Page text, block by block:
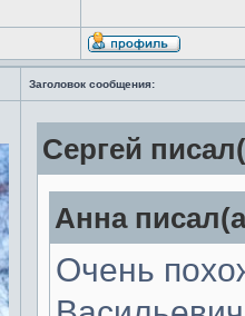
Заголовок сообщения:
Сергей
Анна
Очень